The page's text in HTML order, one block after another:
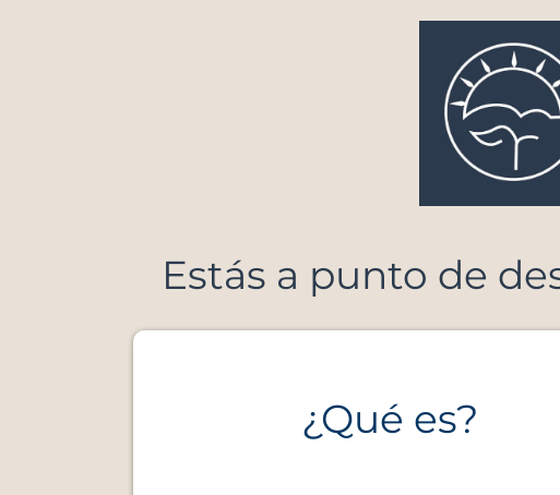
Estás a punto de
¿Qué es?